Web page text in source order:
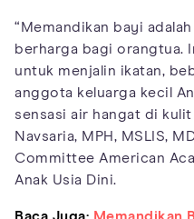
“Memandikan bayi
berharga bagi orangtua.
untuk menjalin ikatan,
anggota keluarga kecil
sensasi air hangat di kulit
Navsaria, MPH, MSLIS,
Committee American
Anak Usia Dini.